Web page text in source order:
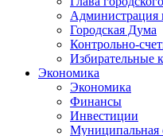
Администрация
Городская Дума
Контрольно-
Избирательные
Экономика
Экономика
Финансы
Инвестиции
Муниципальная